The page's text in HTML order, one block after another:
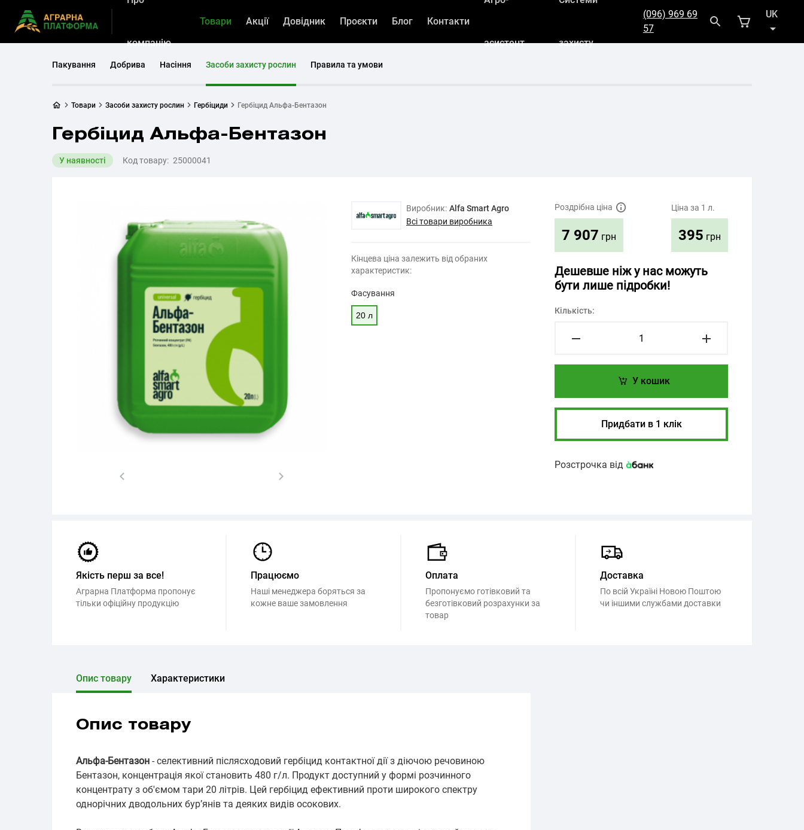
компанію
Товари Акції Довідник Проєкти Блог Контакти
асистент захисту
(096) 969 69
57
UK
RU
Пакування Добрива Насіння Засоби захисту рослин Правила та умови
Товари Засоби захисту рослин Гербіциди Гербіцид Альфа-Бентазон
Гербіцид Альфа-Бентазон
У наявності Код товару: 25000041
Виробник: Alfa Smart Agro
Всі товари виробника
Кінцева ціна залежить від обраних
характеристик:
Фасування
20 л
Роздрібна ціна
7 907 грн
Ціна за 1 л.
395 грн
Дешевше ніж у нас можуть
бути лише підробки!
Кількість:
У кошик
Придбати в 1 клік
Розстрочка від
Якість перш за все!
Аграрна Платформа пропонує
тільки офіційну продукцію
Працюємо
Наші менеджера боряться за
кожне ваше замовлення
Оплата
Пропонуємо готівковий та
безготівковий розрахунки за
товар
Доставка
По всій Україні Новою Поштою
чи іншими службами доставки
Опис товару Характеристики
Опис товару
Альфа-Бентазон - селективний післясходовий гербіцид контактної дії з діючою речовиною
Бентазон, концентрація якої становить 480 г/л. Продукт доступний у формі розчинного
концентрату з об'ємом тари 20 літрів. Цей гербіцид ефективний проти широкого спектру
однорічних дводольних бур’янів та деяких видів осокових.